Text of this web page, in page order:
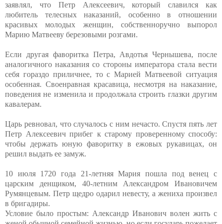
заявлял, что Петр Алексеевич, который славился как
любитель телесных наказаний, особенно в отношении
красивых молодых женщин, собственноручно выпорол
Марию Матвееву березовыми розгами.
Если другая фаворитка Петра, Авдотья Чернышева, после
аналогичного наказания со стороны императора стала вести
себя гораздо приличнее, то с Марией Матвеевой ситуация
особенная. Своенравная красавица, несмотря на наказание,
поведения не изменила и продолжала строить глазки другим
кавалерам.
Царь ревновал, что случалось с ним нечасто. Спустя пять лет
Петр Алексеевич прибег к старому проверенному способу:
чтобы держать юную фаворитку в ежовых рукавицах, он
решил выдать ее замуж.
10 июля 1720 года 21-летняя Мария пошла под венец с
царским денщиком, 40-летним Александром Ивановичем
Румянцевым. Петр щедро одарил невесту, а жениха произвел
в бригадиры.
Условие было простым: Александр Иванович волен жить с